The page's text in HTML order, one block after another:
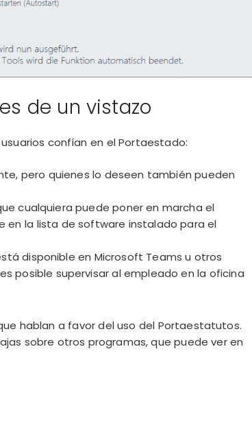
de un vistazo
confían en el Portaestado:
pero quienes lo deseen también pueden
cualquiera puede poner en marcha el
en la lista de software instalado para el
disponible en Microsoft Teams u otros
posible supervisar al empleado en la oficina
hablan a favor del uso del Portaestatutos.
sobre otros programas, que puede ver en